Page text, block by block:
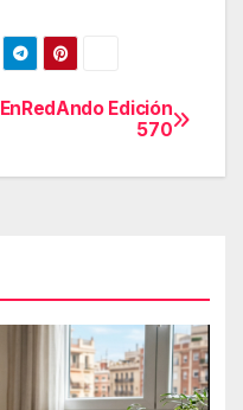
EnRedAndo Edición
570